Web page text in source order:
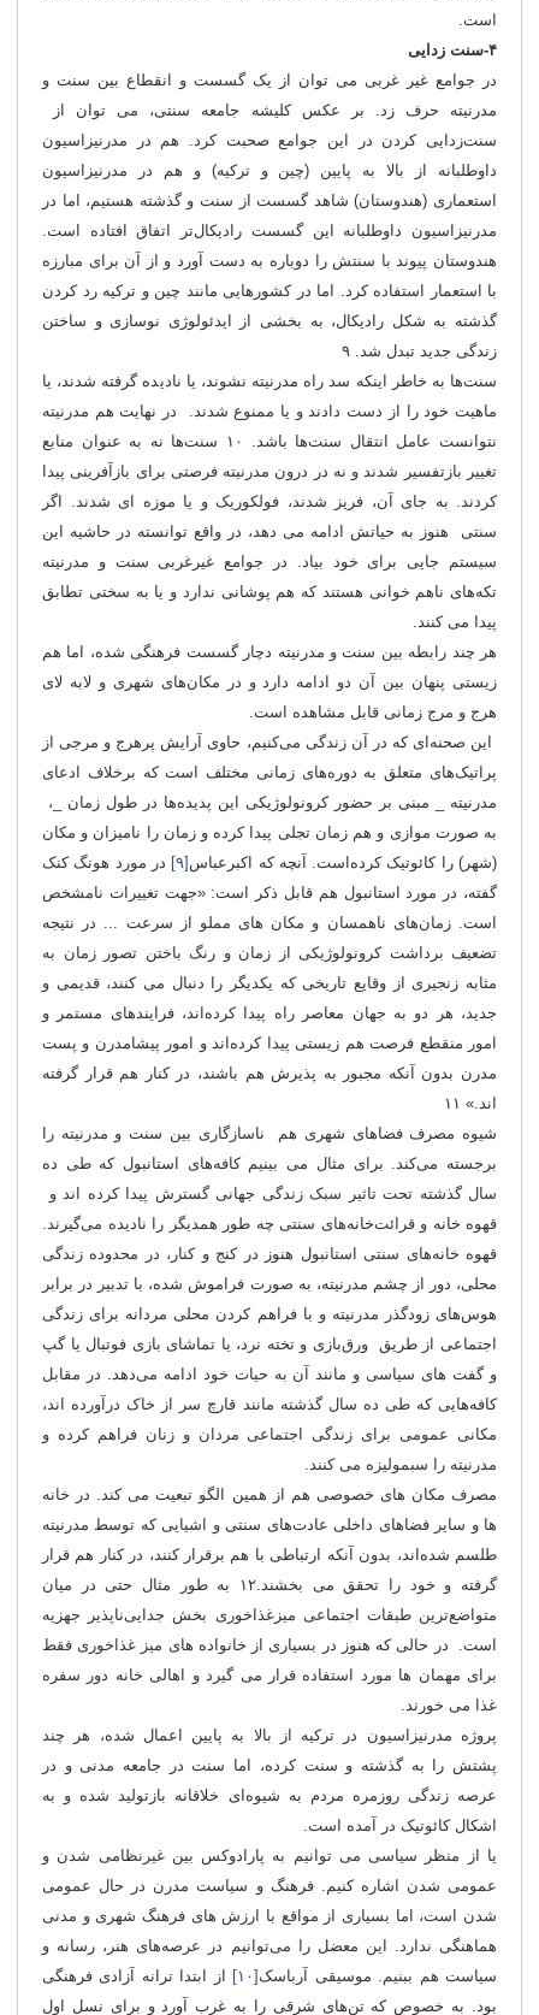
است.
۴-سنت زدایی
در جوامع غیر غربی می توان از یک گسست و انقطاع بین سنت و
مدرنیته حرف زد. بر عکس کلیشه جامعه سنتی، می توان از
سنت‌زدایی کردن در این جوامع صحبت کرد. هم در مدرنیزاسیون
داوطلبانه از بالا به پایین (چین و ترکیه) و هم در مدرنیزاسیون
استعماری (هندوستان) شاهد گسست از سنت و گذشته هستیم، اما در
مدرنیزاسیون داوطلبانه این گسست رادیکال‌تر اتفاق افتاده است.
هندوستان پیوند با سنتش را دوباره به دست آورد و از آن برای مبارزه
با استعمار استفاده کرد. اما در کشورهایی مانند چین و ترکیه رد کردن
گذشته به شکل رادیکال، به بخشی از ایدئولوژی نوسازی و ساختن
زندگی جدید تبدل شد. ۹
سنت‌ها به خاطر اینکه سد راه مدرنیته نشوند، یا نادیده گرفته شدند، یا
ماهیت خود را از دست دادند و یا ممنوع شدند. در نهایت هم مدرنیته
نتوانست عامل انتقال سنت‌ها باشد. ۱۰ سنت‌ها نه به عنوان منابع
تغییر بازتفسیر شدند و نه در درون مدرنیته فرصتی برای بازآفرینی پیدا
کردند. به جای آن، فریز شدند، فولکوریک و یا موزه ای شدند. اگر
سنتی هنوز به حیاتش ادامه می دهد، در واقع توانسته در حاشیه این
سیستم جایی برای خود بیاد. در جوامع غیرغربی سنت و مدرنیته
تکه‌های ناهم خوانی هستند که هم پوشانی ندارد و یا به سختی تطابق
پیدا می کنند.
هر چند رابطه بین سنت و مدرنیته دچار گسست فرهنگی شده، ‌اما هم
زیستی پنهان بین آن دو ادامه دارد و در مکان‌های شهری و لابه لای
هرج و مرج زمانی قابل مشاهده است.
این صحنه‌ای که در آن زندگی می‌کنیم‌، حاوی آرایش پرهرج و مرجی از
پراتیک‌های متعلق به دوره‌های زمانی مختلف است که برخلاف ادعای
مدرنیته _ مبنی بر حضور کرونولوژیکی این پدیده‌ها در طول زمان _،
به صورت موازی و هم زمان تجلی پیدا کرده و زمان را نامیزان و مکان
(شهر) را کائوتیک کرده‌است. آنچه که اکبرعباس [۹] در مورد هونگ کنک
گفته، در مورد استانبول هم قابل ذکر است: «جهت تغییرات نامشخص
است. زمان‌های ناهمسان و مکان های مملو از سرعت ... در نتیجه
تضعیف برداشت کرونولوژیکی از زمان و رنگ باختن تصور زمان به
مثابه زنجیری از وقایع تاریخی که یکدیگر را دنبال می کنند، قدیمی و
جدید، هر دو به جهان معاصر راه پیدا کرده‌اند، فرایندهای مستمر و
امور منقطع فرصت هم زیستی پیدا کرده‌اند و امور پیشامدرن و پست
مدرن بدون آنکه مجبور به پذیرش هم باشند، در کنار هم قرار گرفته
اند.» ۱۱
شیوه مصرف فضاهای شهری هم ناسازگاری بین سنت و مدرنیته را
برجسته می‌کند. برای مثال می بینیم کافه‌های استانبول که طی ده
سال گذشته تحت تاثیر سبک زندگی جهانی گسترش پیدا کرده اند و
قهوه خانه و قرائت‌خانه‌های سنتی چه طور همدیگر را نادیده می‌گیرند.
قهوه خانه‌های سنتی استانبول هنوز در کنج و کنار، در محدوده زندگی
محلی، دور از چشم مدرنیته، به صورت فراموش شده، با تدبیر در برابر
هوس‌های زودگذر مدرنیته و با فراهم کردن محلی مردانه برای زندگی
اجتماعی از طریق ورق‌بازی و تخته نرد، یا تماشای بازی فوتبال یا گپ
و گفت های سیاسی و مانند آن به حیات خود ادامه می‌دهد. در مقابل
کافه‌هایی که طی ده سال گذشته مانند قارچ سر از خاک درآورده اند،
مکانی عمومی برای زندگی اجتماعی مردان و زنان فراهم کرده و
مدرنیته را سبمولیزه می کنند.
مصرف مکان های خصوصی هم از همین الگو تبعیت می کند. در خانه
ها و سایر فضاهای داخلی عادت‌های سنتی و اشیایی که توسط مدرنیته
طلسم شده‌اند، بدون آنکه ارتباطی با هم برقرار کنند، در کنار هم قرار
گرفته و خود را تحقق می بخشند.۱۲ به طور مثال حتی در میان
متواضع‌ترین طبقات اجتماعی میزغذاخوری بخش جدایی‌ناپذیر جهزیه
است. در حالی که هنوز در بسیاری از خانواده های میز غذاخوری فقط
برای مهمان ها مورد استفاده قرار می گیرد و اهالی خانه دور سفره
غذا می خورند.
پروژه مدرنیزاسیون در ترکیه از بالا به پایین اعمال شده، هر چند
پشتش را به گذشته و سنت کرده، اما سنت در جامعه مدنی و در
عرصه زندگی روزمره مردم به شیوه‌ای خلاقانه بازتولید شده و به
اشکال کائوتیک در آمده است.
یا از منظر سیاسی می توانیم به پارادوکس بین غیرنظامی شدن و
عمومی شدن اشاره کنیم. فرهنگ و سیاست مدرن در حال عمومی
شدن است، اما بسیاری از مواقع با ارزش های فرهنگ شهری و مدنی
هماهنگی ندارد. این معضل را می‌توانیم در عرصه‌های هنر، رسانه و
سیاست هم ببنیم. موسیقی آرباسک [۱۰]
از ابتدا ترانه آزادی فرهنگی
بود. به خصوص که تن‌های شرقی را به غرب آورد و برای نسل اول